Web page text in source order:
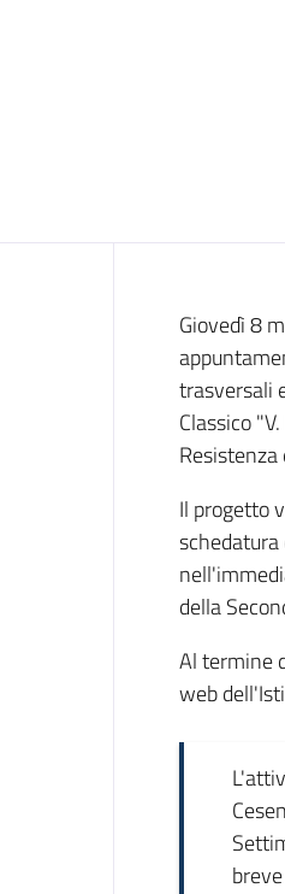
Cos'è
Giovedì 8
trasversali
Classico
Il progetto
della
Al termine
web